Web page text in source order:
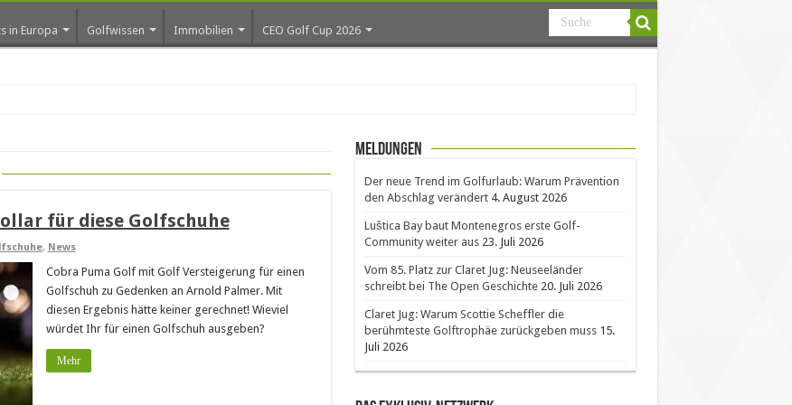
in Europa Golfwissen Immobilien CEO Golf Cup 2026
für diese Golfschuhe
, News
Cobra Puma Golf mit Golf Versteigerung für einen
Golfschuh zu Gedenken an Arnold Palmer. Mit
diesen Ergebnis hätte keiner gerechnet! Wieviel
würdet Ihr für einen Golfschuh ausgeben?
Mehr
Meldungen
Der neue Trend im Golfurlaub: Warum Prävention
den Abschlag verändert 4. August 2026
Luštica Bay baut Montenegros erste Golf-
Community weiter aus 23. Juli 2026
Vom 85. Platz zur Claret Jug: Neuseeländer
schreibt bei The Open Geschichte 20. Juli 2026
Claret Jug: Warum Scottie Scheffler die
berühmteste Golftrophäe zurückgeben muss 15.
Juli 2026